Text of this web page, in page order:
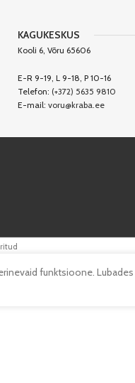
KAGUKESKUS
Kooli 6, Võru 65606
E-R 9-19, L 9-18, P 10-16
Telefon: (+372) 5635 9810
E-mail:voru@kraba.ee
funktsioone.